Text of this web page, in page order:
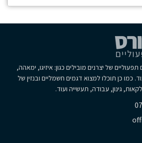
של יצרנים מובילים כגון: איזיגו, ימאהה,
כמו כן תוכלו למצוא דגמים חשמליים ובנזין של
גינון, עבודה, תעשייה ועוד.